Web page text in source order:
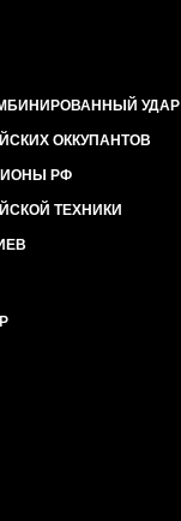
УДАР
ОККУПАНТОВ
РФ
ТЕХНИКИ